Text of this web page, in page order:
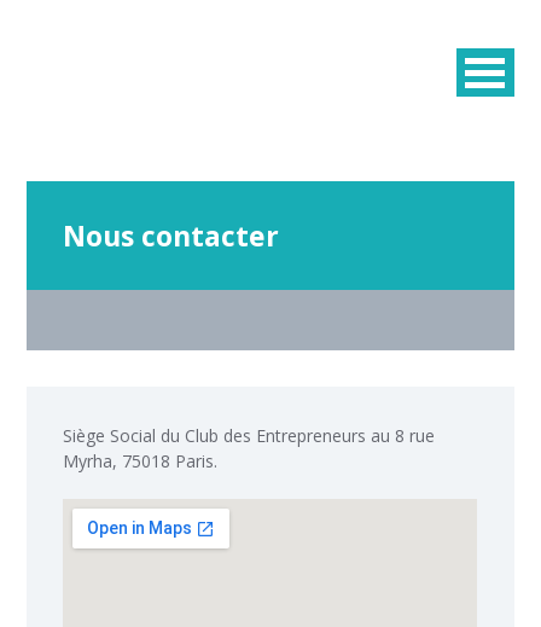
Nous contacter
Siège Social du Club des Entrepreneurs au 8 rue
Myrha, 75018 Paris.